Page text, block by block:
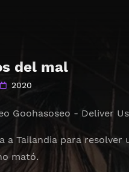
del mal
2020
Goohasoseo - Deliver
a Tailandia para
mató.